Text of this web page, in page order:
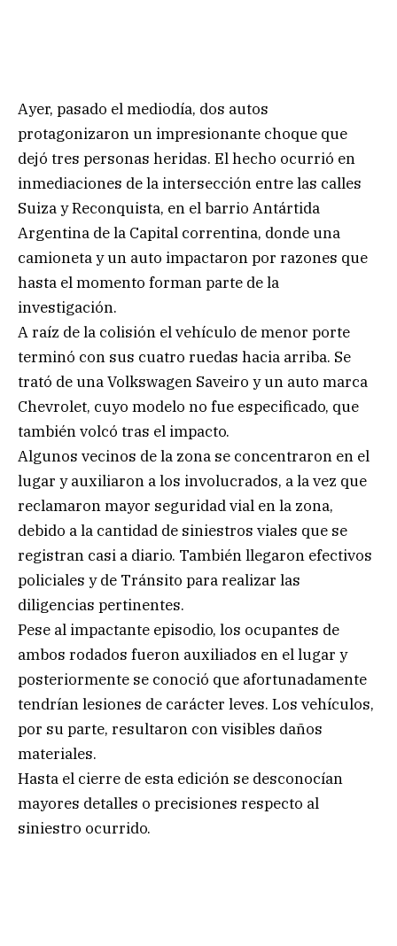
Ayer, pasado el mediodía, dos autos
protagonizaron un impresionante choque que
dejó tres personas heridas. El hecho ocurrió en
inmediaciones de la intersección entre las calles
Suiza y Reconquista, en el barrio Antártida
Argentina de la Capital correntina, donde una
camioneta y un auto impactaron por razones que
hasta el momento forman parte de la
investigación.
A raíz de la colisión el vehículo de menor porte
terminó con sus cuatro ruedas hacia arriba. Se
trató de una Volkswagen Saveiro y un auto marca
Chevrolet, cuyo modelo no fue especificado, que
también volcó tras el impacto.
Algunos vecinos de la zona se concentraron en el
lugar y auxiliaron a los involucrados, a la vez que
reclamaron mayor seguridad vial en la zona,
debido a la cantidad de siniestros viales que se
registran casi a diario. También llegaron efectivos
policiales y de Tránsito para realizar las
diligencias pertinentes.
Pese al impactante episodio, los ocupantes de
ambos rodados fueron auxiliados en el lugar y
posteriormente se conoció que afortunadamente
tendrían lesiones de carácter leves. Los vehículos,
por su parte, resultaron con visibles daños
materiales.
Hasta el cierre de esta edición se desconocían
mayores detalles o precisiones respecto al
siniestro ocurrido.